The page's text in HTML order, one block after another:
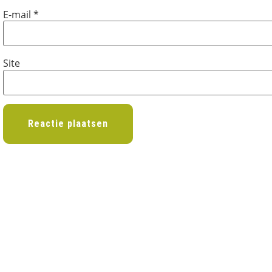
E-mail *
Site